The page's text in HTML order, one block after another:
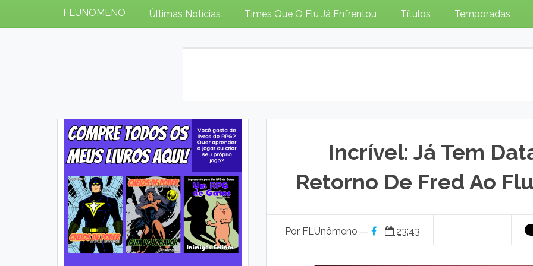
FLUNOMENO Últimas Notícias Times Que O Flu Já Enfrentou Títulos Temporadas
Incrível: Já Tem
Retorno De Fred Ao
Por FLUnômeno — 23:43